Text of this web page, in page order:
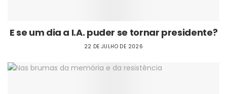
E se um dia a I.A. puder se tornar presidente?
22 DE JULHO DE 2026